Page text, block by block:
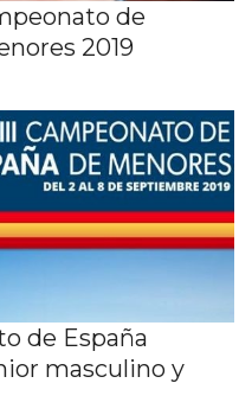
de
2019
de España
masculino y